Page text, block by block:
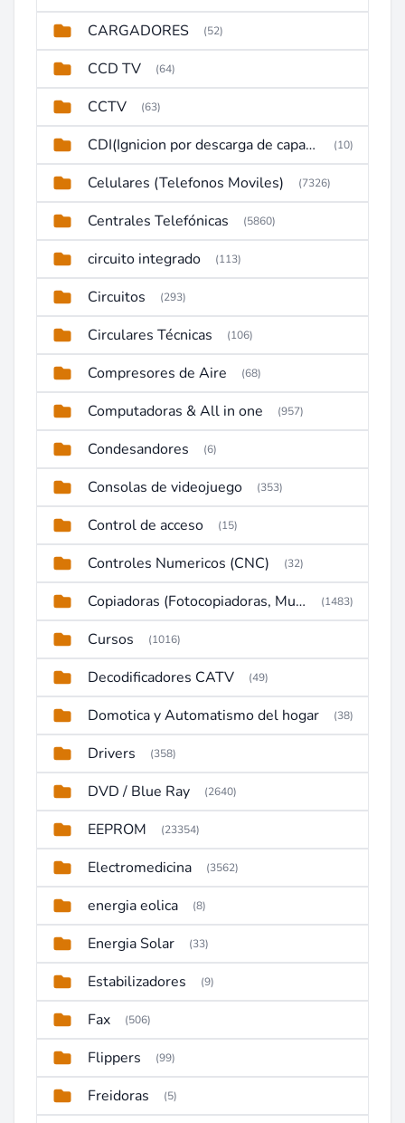
CARGADORES
(52)
CCD TV (64)
CCTV (63)
CDI(Ignicion por descarga de capacitor) (10)
Celulares (Telefonos Moviles) (7326)
Centrales Telefónicas (5860)
circuito integrado (113)
Circuitos (293)
Circulares Técnicas (106)
Compresores de Aire (68)
Computadoras & All in one (957)
Condesandores (6)
Consolas de videojuego (353)
Control de acceso (15)
Controles Numericos (CNC) (32)
Copiadoras (Fotocopiadoras, Multifunctions, Ploter, etc) (1483)
Cursos (1016)
Decodificadores CATV (49)
Domotica y Automatismo del hogar (38)
Drivers (358)
DVD / Blue Ray (2640)
EEPROM (23354)
Electromedicina (3562)
energia eolica (8)
Energia Solar (33)
Estabilizadores (9)
Fax (506)
Flippers (99)
Freidoras (5)